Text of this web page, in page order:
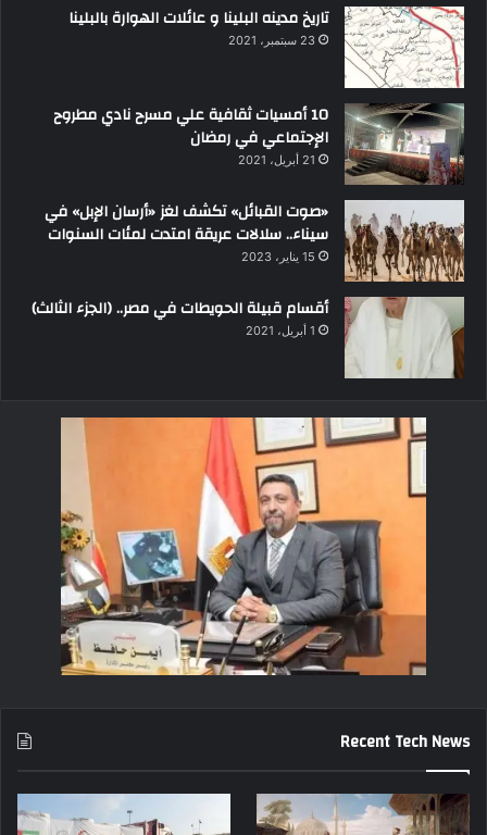
تاريخ مدينه البلينا و عائلات الهوارة بالبلينا
23 سبتمبر، 2021
10 أمسيات ثقافية علي مسرح نادي مطروح
الإجتماعي في رمضان
21 أبريل، 2021
«صوت القبائل» تكشف لغز «أرسان الإبل» في
سيناء.. سلالات عريقة امتدت لمئات السنوات
15 يناير، 2023
أقسام قبيلة الحويطات في مصر.. (الجزء الثالث)
1 أبريل، 2021
Recent Tech News